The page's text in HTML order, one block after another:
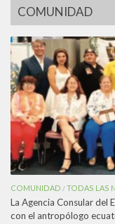
COMUNIDAD
COMUNIDAD /TODAS LAS
La Agencia Consular del
con el antropólogo